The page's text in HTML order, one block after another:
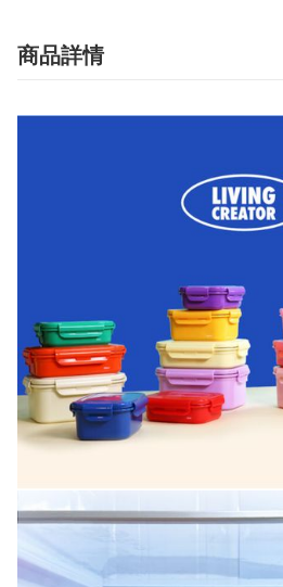
商品詳情